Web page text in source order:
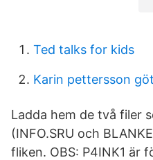
Ted talks for kids
Karin pettersson
Ladda hem de två filer
(INFO.SRU och
fliken. OBS: P4INK1 är